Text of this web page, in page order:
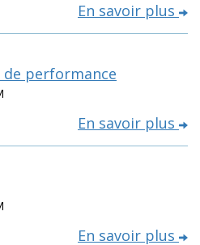
En savoir plus
performance
En savoir plus
En savoir plus